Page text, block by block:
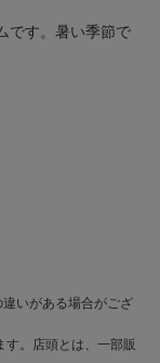
です。暑い季節で
いがある場合がござ
す。店頭とは、一部販